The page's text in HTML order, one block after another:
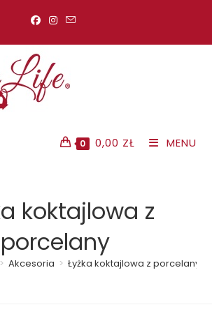
0 0,00 ZŁ MENU
koktajlowa z
porcelany
> Akcesoria > Łyżka koktajlowa z porcelany